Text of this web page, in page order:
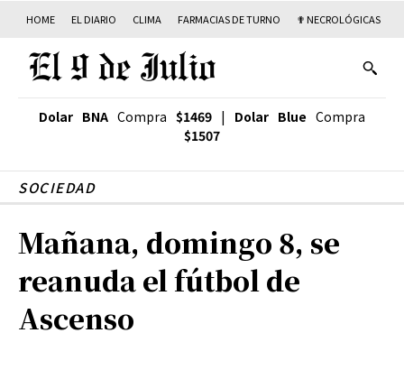
HOME EL DIARIO CLIMA FARMACIAS DE TURNO ✟ NECROLÓGICAS
Dolar BNA Compra $1469 | Dolar Blue Compra
$1507
SOCIEDAD
Mañana, domingo 8, se
reanuda el fútbol de
Ascenso